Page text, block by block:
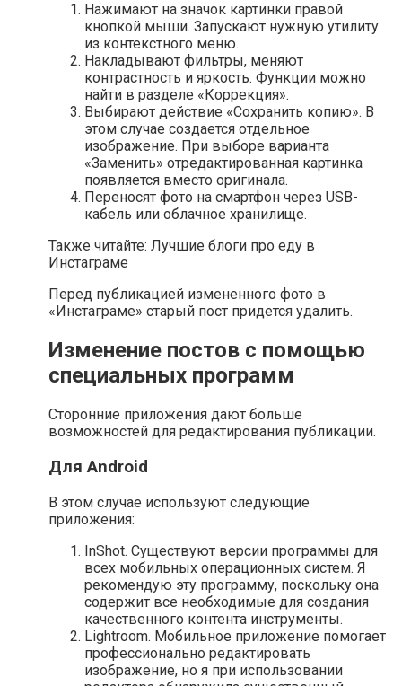
Нажимают на значок картинки правой
кнопкой мыши. Запускают нужную утилиту
из контекстного меню.
Накладывают фильтры, меняют
контрастность и яркость. Функции можно
найти в разделе «Коррекция».
Выбирают действие «Сохранить копию». В
этом случае создается отдельное
изображение. При выборе варианта
«Заменить» отредактированная картинка
появляется вместо оригинала.
Переносят фото на смартфон через USB-
кабель или облачное хранилище.
Также читайте: Лучшие блоги про еду в
Инстаграме
Перед публикацией измененного фото в
«Инстаграме» старый пост придется удалить.
Изменение постов с помощью
специальных программ
Сторонние приложения дают больше
возможностей для редактирования публикации.
Для Android
В этом случае используют следующие
приложения:
InShot. Существуют версии программы для
всех мобильных операционных систем. Я
рекомендую эту программу, поскольку она
содержит все необходимые для создания
качественного контента инструменты.
Lightroom. Мобильное приложение помогает
профессионально редактировать
изображение, но я при использовании